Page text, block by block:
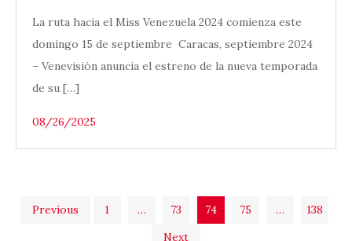
La ruta hacia el Miss Venezuela 2024 comienza este
domingo 15 de septiembre Caracas, septiembre 2024
– Venevisión anuncia el estreno de la nueva temporada
de su […]
08/26/2025
Posts
Previous 1 … 73 74 75 …
138
Next